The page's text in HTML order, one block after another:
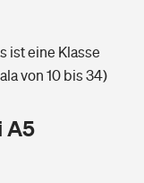
im Alter?
ist eine Klasse
von 10 bis 34)
A5